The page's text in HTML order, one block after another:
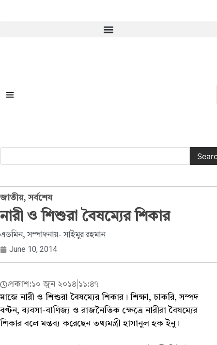
সকল ক্যাটাগরি
জাতীয়,সর্বশেষ
নারী ও শিশুরা বৈষম্যের শিকার
এডমিন, সম্পাদনায়- সাইমুর রহমান
June 10, 2014
প্রকাশ:১০ জুন ২০১৪ ১১:৪৭
মাজে নারী ও শিশুরা বৈষম্যের শিকার। শিক্ষা, চাকরি, সম্পদ
বণ্টন, ব্যবসা-বাণিজ্য ও রাজনৈতিক ক্ষেত্রে নারীরা বৈষম্যের
শিকার বলে মন্তব্য করেছেন তথ্যমন্ত্রী হাসানুল হক ইনু।